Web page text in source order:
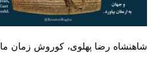
شاهنشاه رضا پهلوی، کوروش زمان ما